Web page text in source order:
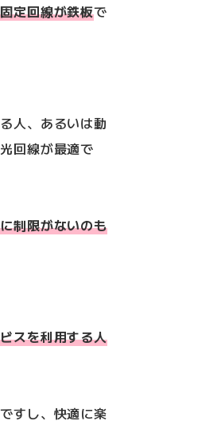
定回線が鉄板で
人、あるいは動
回線が最適で
制限がないのも
スを利用する人
すし、快適に楽